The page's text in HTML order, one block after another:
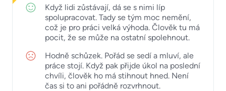
Když lidi zůstávají, dá se s nimi líp
spolupracovat. Tady se tým moc nemění,
což je pro práci velká výhoda. Člověk tu má
pocit, že se může na ostatní spolehnout.
Hodně schůzek. Pořád se sedí a mluví, ale
práce stojí. Když pak přijde úkol na poslední
chvíli, člověk ho má stihnout hned. Není
čas si to ani pořádně rozvrhnout.